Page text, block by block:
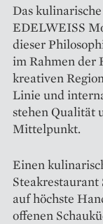
Das
EDELWEISS
dieser
im Rahmen der
kreativen
Linie und
stehen Qualität
Mittelpunkt.
Einen
auf höchste
offenen